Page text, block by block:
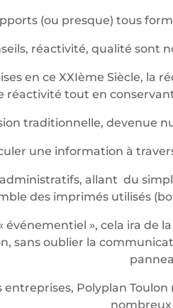
(ou presque) tous
réactivité, qualité sont
en ce XXIème Siècle, la
réactivité tout en
traditionnelle, devenue
une information à
allant du
des imprimés utilisés
», cela ira de
sans oublier la
Polyplan
nombreux